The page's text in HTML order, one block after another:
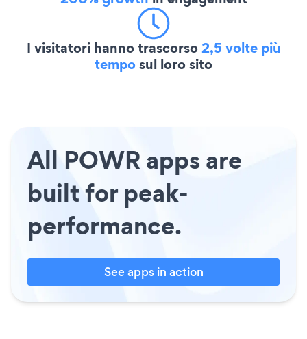
I visitatori hanno trascorso2,5 volte più
temposul loro sito
All POWR apps are
built for peak-
performance.
See apps in action